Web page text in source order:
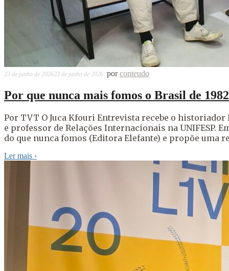
23 de junho de 202623 de junho de 2026 porconteudo
Por que nunca mais fomos o Brasil de
Por TVT O Juca Kfouri Entrevista recebe o
e professor de Relações Internacionais na UNIFESP.
do que nunca fomos (Editora Elefante) e propõe
Ler mais ›